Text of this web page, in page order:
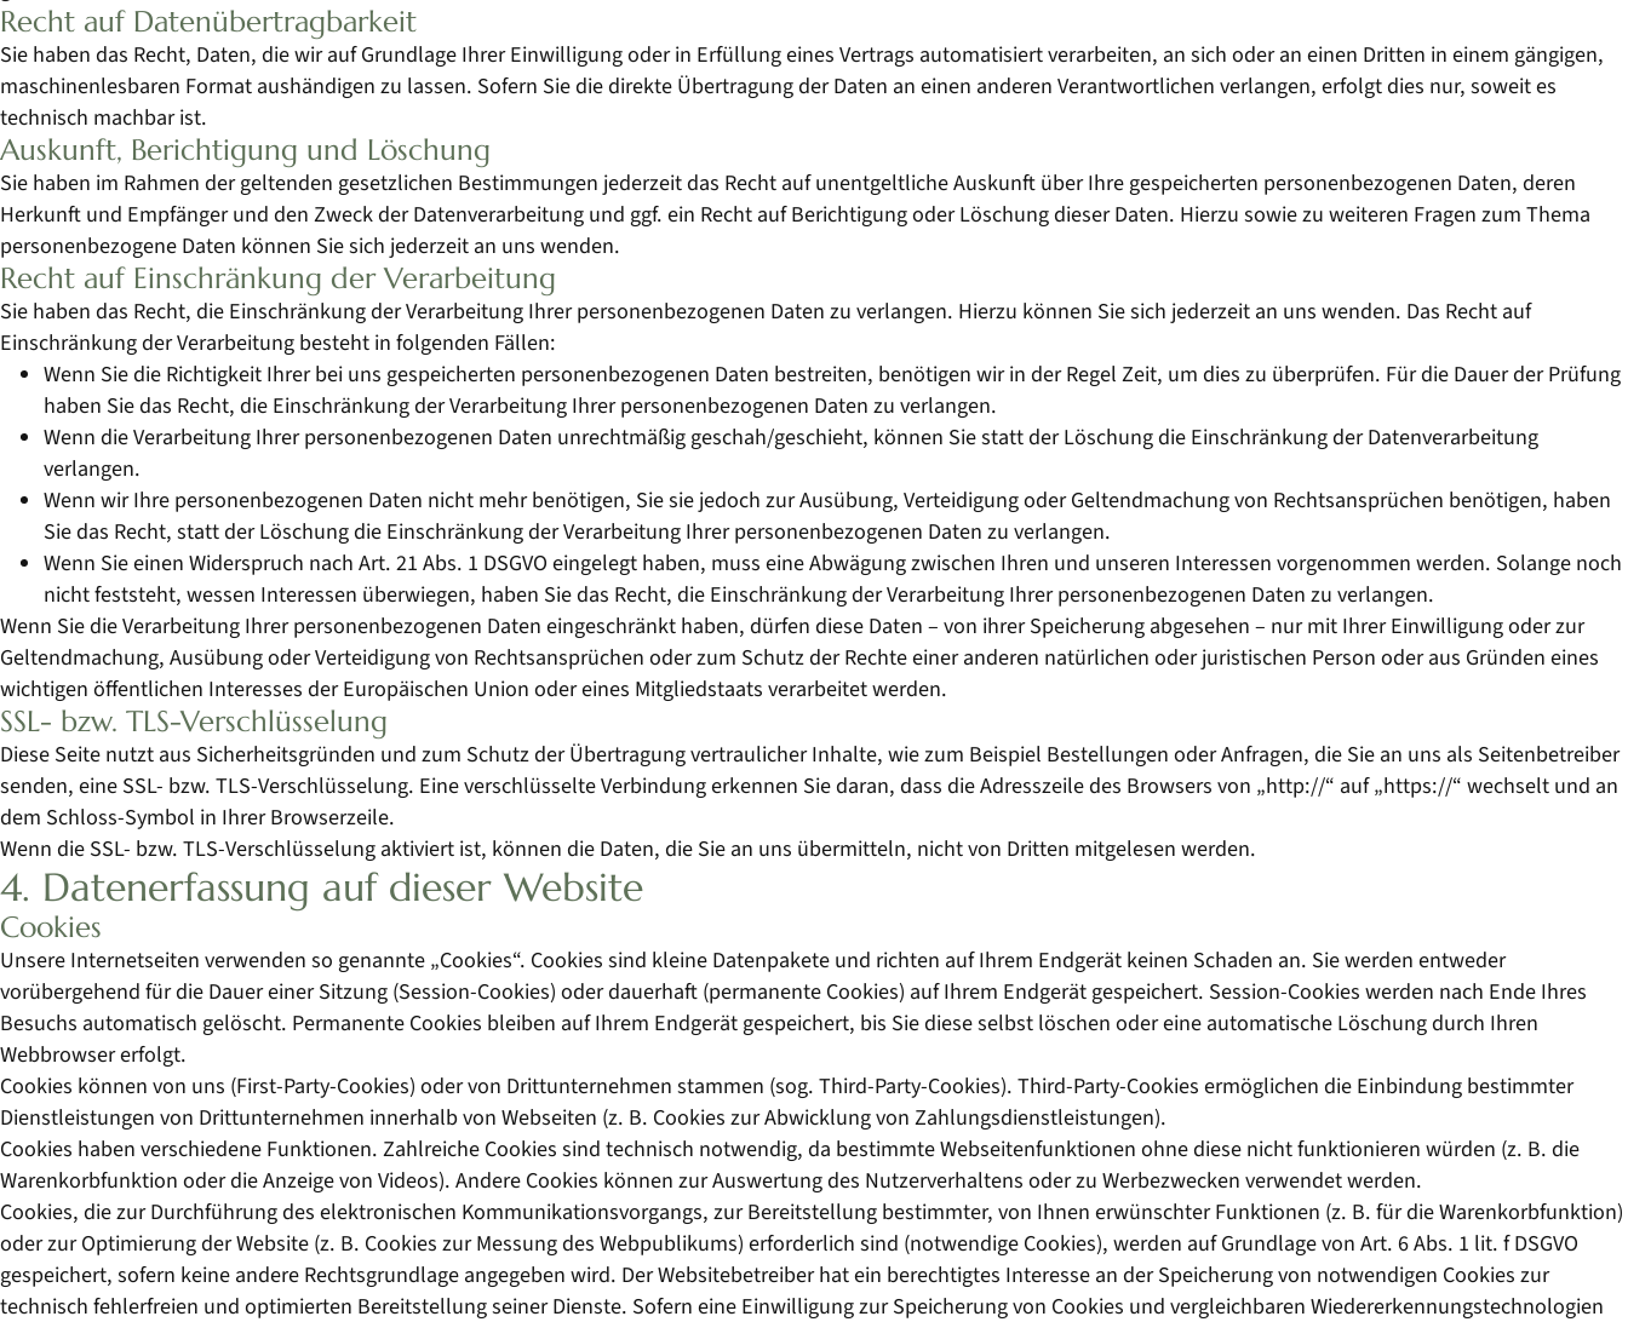
Recht auf Daten­übertrag­barkeit
Sie haben das Recht, Daten, die wir auf Grundlage Ihrer Einwilligung oder in Erfüllung eines Vertrags automatisiert verarbeiten, an sich oder an einen Dritten in einem gängigen,
maschinenlesbaren Format aushändigen zu lassen. Sofern Sie die direkte Übertragung der Daten an einen anderen Verantwortlichen verlangen, erfolgt dies nur, soweit es
technisch machbar ist.
Auskunft, Berichtigung und Löschung
Sie haben im Rahmen der geltenden gesetzlichen Bestimmungen jederzeit das Recht auf unentgeltliche Auskunft über Ihre gespeicherten personenbezogenen Daten, deren
Herkunft und Empfänger und den Zweck der Datenverarbeitung und ggf. ein Recht auf Berichtigung oder Löschung dieser Daten. Hierzu sowie zu weiteren Fragen zum Thema
personenbezogene Daten können Sie sich jederzeit an uns wenden.
Recht auf Einschränkung der Verarbeitung
Sie haben das Recht, die Einschränkung der Verarbeitung Ihrer personenbezogenen Daten zu verlangen. Hierzu können Sie sich jederzeit an uns wenden. Das Recht auf
Einschränkung der Verarbeitung besteht in folgenden Fällen:
Wenn Sie die Richtigkeit Ihrer bei uns gespeicherten personenbezogenen Daten bestreiten, benötigen wir in der Regel Zeit, um dies zu überprüfen. Für die Dauer der Prüfung
haben Sie das Recht, die Einschränkung der Verarbeitung Ihrer personenbezogenen Daten zu verlangen.
Wenn die Verarbeitung Ihrer personenbezogenen Daten unrechtmäßig geschah/geschieht, können Sie statt der Löschung die Einschränkung der Datenverarbeitung
verlangen.
Wenn wir Ihre personenbezogenen Daten nicht mehr benötigen, Sie sie jedoch zur Ausübung, Verteidigung oder Geltendmachung von Rechtsansprüchen benötigen, haben
Sie das Recht, statt der Löschung die Einschränkung der Verarbeitung Ihrer personenbezogenen Daten zu verlangen.
Wenn Sie einen Widerspruch nach Art. 21 Abs. 1 DSGVO eingelegt haben, muss eine Abwägung zwischen Ihren und unseren Interessen vorgenommen werden. Solange noch
nicht feststeht, wessen Interessen überwiegen, haben Sie das Recht, die Einschränkung der Verarbeitung Ihrer personenbezogenen Daten zu verlangen.
Wenn Sie die Verarbeitung Ihrer personenbezogenen Daten eingeschränkt haben, dürfen diese Daten – von ihrer Speicherung abgesehen – nur mit Ihrer Einwilligung oder zur
Geltendmachung, Ausübung oder Verteidigung von Rechtsansprüchen oder zum Schutz der Rechte einer anderen natürlichen oder juristischen Person oder aus Gründen eines
wichtigen öffentlichen Interesses der Europäischen Union oder eines Mitgliedstaats verarbeitet werden.
SSL- bzw. TLS-Verschlüsselung
Diese Seite nutzt aus Sicherheitsgründen und zum Schutz der Übertragung vertraulicher Inhalte, wie zum Beispiel Bestellungen oder Anfragen, die Sie an uns als Seitenbetreiber
senden, eine SSL- bzw. TLS-Verschlüsselung. Eine verschlüsselte Verbindung erkennen Sie daran, dass die Adresszeile des Browsers von „http://“ auf „https://“ wechselt und an
dem Schloss-Symbol in Ihrer Browserzeile.
Wenn die SSL- bzw. TLS-Verschlüsselung aktiviert ist, können die Daten, die Sie an uns übermitteln, nicht von Dritten mitgelesen werden.
4. Datenerfassung auf dieser Website
Cookies
Unsere Internetseiten verwenden so genannte „Cookies“. Cookies sind kleine Datenpakete und richten auf Ihrem Endgerät keinen Schaden an. Sie werden entweder
vorübergehend für die Dauer einer Sitzung (Session-Cookies) oder dauerhaft (permanente Cookies) auf Ihrem Endgerät gespeichert. Session-Cookies werden nach Ende Ihres
Besuchs automatisch gelöscht. Permanente Cookies bleiben auf Ihrem Endgerät gespeichert, bis Sie diese selbst löschen oder eine automatische Löschung durch Ihren
Webbrowser erfolgt.
Cookies können von uns (First-Party-Cookies) oder von Drittunternehmen stammen (sog. Third-Party-Cookies). Third-Party-Cookies ermöglichen die Einbindung bestimmter
Dienstleistungen von Drittunternehmen innerhalb von Webseiten (z. B. Cookies zur Abwicklung von Zahlungsdienstleistungen).
Cookies haben verschiedene Funktionen. Zahlreiche Cookies sind technisch notwendig, da bestimmte Webseitenfunktionen ohne diese nicht funktionieren würden (z. B. die
Warenkorbfunktion oder die Anzeige von Videos). Andere Cookies können zur Auswertung des Nutzerverhaltens oder zu Werbezwecken verwendet werden.
Cookies, die zur Durchführung des elektronischen Kommunikationsvorgangs, zur Bereitstellung bestimmter, von Ihnen erwünschter Funktionen (z. B. für die Warenkorbfunktion)
oder zur Optimierung der Website (z. B. Cookies zur Messung des Webpublikums) erforderlich sind (notwendige Cookies), werden auf Grundlage von Art. 6 Abs. 1 lit. f DSGVO
gespeichert, sofern keine andere Rechtsgrundlage angegeben wird. Der Websitebetreiber hat ein berechtigtes Interesse an der Speicherung von notwendigen Cookies zur
technisch fehlerfreien und optimierten Bereitstellung seiner Dienste. Sofern eine Einwilligung zur Speicherung von Cookies und vergleichbaren Wiedererkennungstechnologien